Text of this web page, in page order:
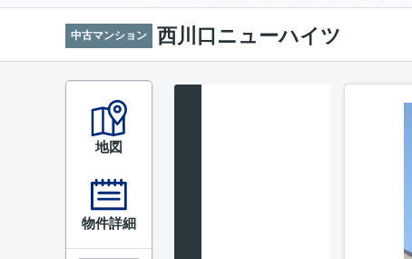
中古マンション 西川口ニューハイツ
地図
物件詳細